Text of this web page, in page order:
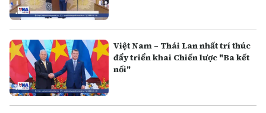
Việt Nam – Thái Lan nhất trí thúc
đẩy triển khai Chiến lược "Ba kết
nối"